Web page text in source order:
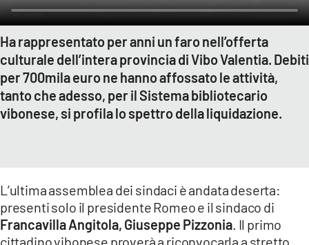
Ha rappresentato per anni un faro nell’offerta
culturale dell’intera provincia di Vibo Valentia. Debiti
per 700mila euro ne hanno affossato le attività,
tanto che adesso, per il Sistema bibliotecario
vibonese, si profila lo spettro della liquidazione.
L’ultima assemblea dei sindaci è andata deserta:
presenti solo il presidente Romeo e il sindaco di
Francavilla Angitola, Giuseppe Pizzonia . Il primo
cittadino vibonese proverà a riconvocarla a stretto